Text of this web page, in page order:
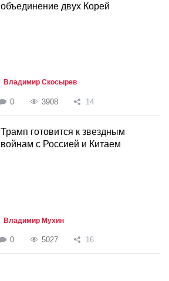
объединение двух Корей
Владимир Скосырев
0 3908 14
Трамп готовится к звездным
войнам с Россией и Китаем
Владимир Мухин
0 5027 16